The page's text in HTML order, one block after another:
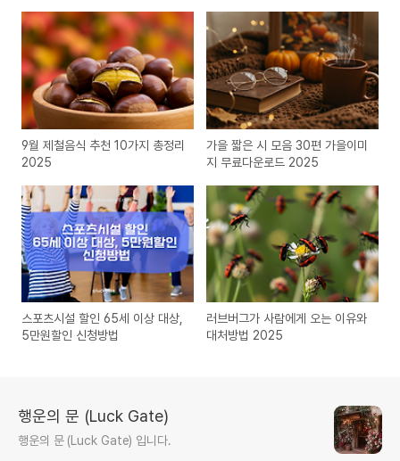
9월 제철음식 추천 10가지 총정리
2025
가을 짧은 시 모음 30편 가을이미
지 무료다운로드 2025
스포츠시설 할인 65세 이상 대상,
5만원할인 신청방법
러브버그가 사람에게 오는 이유와
대처방법 2025
행운의 문 (Luck Gate)
행운의 문 (Luck Gate) 입니다.